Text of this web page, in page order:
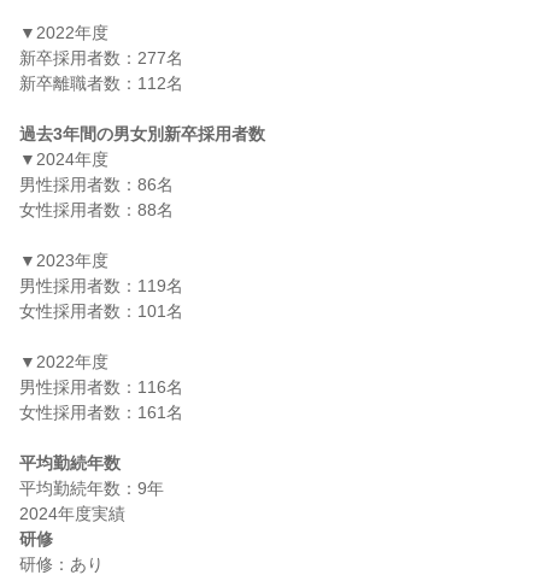
▼2022年度
新卒採用者数：277名
新卒離職者数：112名
過去3年間の男女別新卒採用者数
▼2024年度
男性採用者数：86名
女性採用者数：88名
▼2023年度
男性採用者数：119名
女性採用者数：101名
▼2022年度
男性採用者数：116名
女性採用者数：161名
平均勤続年数
平均勤続年数：9年
研修
研修：あり